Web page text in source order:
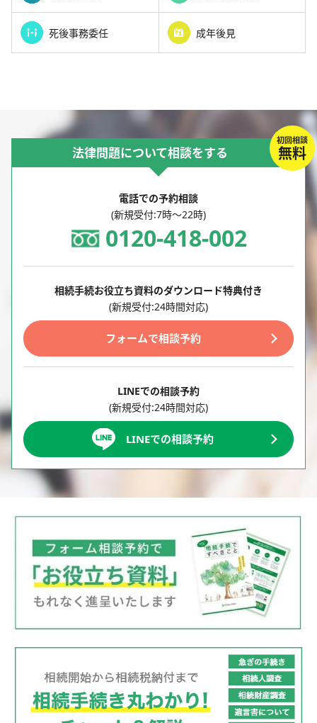
死後事務委任 成年後見
初回相談
無料
法律問題について相談をする
電話での予約相談
(新規受付:7時～22時)
0120-418-002
相続手続お役立ち資料のダウンロード特典付き
(新規受付:24時間対応)
フォームで相談予約
LINEでの相談予約
(新規受付:24時間対応)
LINEでの相談予約